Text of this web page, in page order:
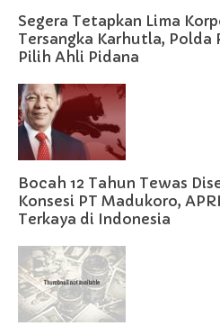
Segera Tetapkan Lima
Tersangka Karhutla, Polda
Pilih Ahli Pidana
Bocah 12 Tahun Tewas
Konsesi PT Madukoro,
Terkaya di Indonesia